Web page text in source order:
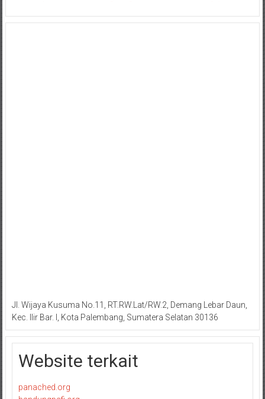
Jl. Wijaya Kusuma No.11, RT.RW.Lat/RW.2, Demang Lebar Daun,
Kec. Ilir Bar. I, Kota Palembang, Sumatera Selatan 30136
Website terkait
panached.org